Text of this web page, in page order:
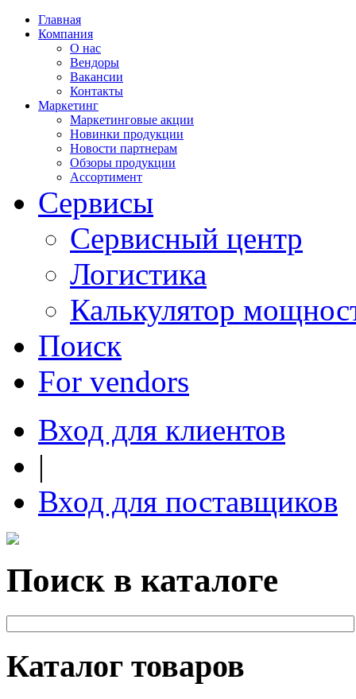
Главная
Компания
О нас
Вендоры
Вакансии
Контакты
Маркетинг
Маркетинговые акции
Новинки продукции
Новости партнерам
Обзоры продукции
Ассортимент
Сервисы
Сервисный центр
Логистика
Калькулятор
Поиск
For vendors
Вход для клиентов
|
Вход для поставщиков
Поиск в каталоге
Каталог товаров